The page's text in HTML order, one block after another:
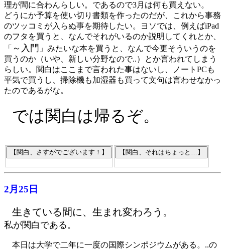
理が間に合わんらしい。であるので3月は何も買えない。
どうにか予算を使い切り書類を作ったのだが、これから事務
のツッコミが入らぬ事を期待したい。ヨソでは、例えばiPad
のフタを買うと、なんでそれがいるのか説明してくれとか、
「 ～入門 」みたいな本を買うと、なんで今更そういうのを
買うのか（いや、新しい分野なので..）とか言われてしまう
らしい。関白はここまで言われた事はないし、ノートPCも
平気で買うし、掃除機も加湿器も買って文句は言わせなかっ
たのであるがな。
では関白は帰るぞ。
2月25日
生きている間に、生まれ変わろう。
私が関白である 。
本日は大学で二年に一度の国際シンポジウムがある。..の